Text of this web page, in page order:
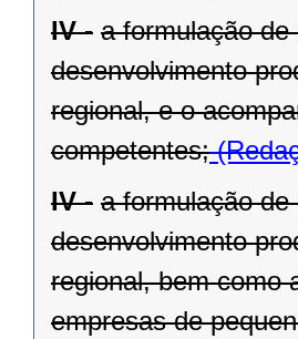
IV - a formulação
desenvolvimento
regional, e o
competentes;
IV - a formulação
desenvolvimento
regional, bem como
empresas de